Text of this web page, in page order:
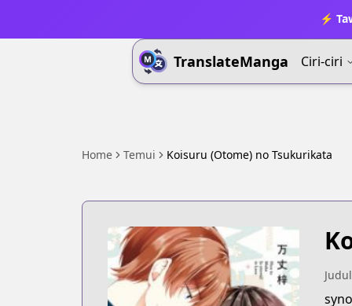
⚡
TranslateManga Ciri-ciri
Home Temui Koisuru (Otome) no Tsukurikata